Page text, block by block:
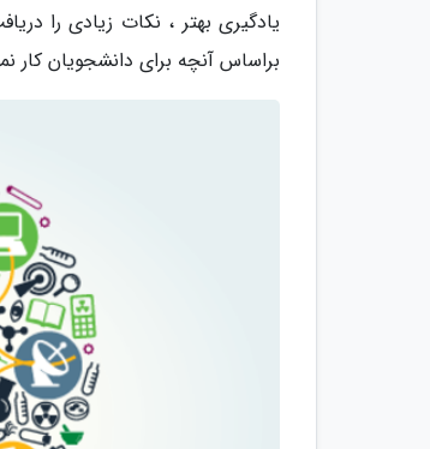
یادگیری بهتر ، نکات زیادی را
براساس آنچه برای دانشجویان کار